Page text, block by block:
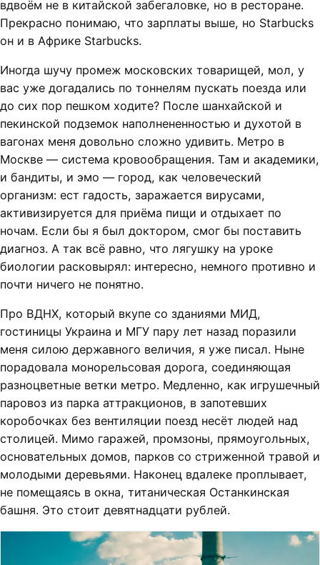
вдвоём не в китайской забегаловке, но в ресторане.
Прекрасно понимаю, что зарплаты выше, но Starbucks
он и в Африке Starbucks.
Иногда шучу промеж московских товарищей, мол, у
вас уже догадались по тоннелям пускать поезда или
до сих пор пешком ходите? После шанхайской и
пекинской подземок наполнененностью и духотой в
вагонах меня довольно сложно удивить. Метро в
Москве — система кровообращения. Там и академики,
и бандиты, и эмо — город, как человеческий
организм: ест гадость, заражается вирусами,
активизируется для приёма пищи и отдыхает по
ночам. Если бы я был доктором, смог бы поставить
диагноз. А так всё равно, что лягушку на уроке
биологии расковырял: интересно, немного противно и
почти ничего не понятно.
Про ВДНХ, который вкупе со зданиями МИД,
гостиницы Украина и МГУ пару лет назад поразили
меня силою державного величия, я уже писал. Ныне
порадовала монорельсовая дорога, соединяющая
разноцветные ветки метро. Медленно, как игрушечный
паровоз из парка аттракционов, в запотевших
коробочках без вентиляции поезд несёт людей над
столицей. Мимо гаражей, промзоны, прямоугольных,
основательных домов, парков со стриженной травой и
молодыми деревьями. Наконец вдалеке проплывает,
не помещаясь в окна, титаническая Останкинская
башня. Это стоит девятнадцати рублей.